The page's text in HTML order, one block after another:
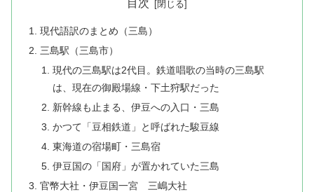
目次
現代語訳のまとめ（三島）
三島駅（三島市）
現代の三島駅は2代目。鉄道唱歌の当時の三島駅
は、現在の御殿場線・下土狩駅だった
新幹線も止まる、伊豆への入口・三島
かつて「豆相鉄道」と呼ばれた駿豆線
東海道の宿場町・三島宿
伊豆国の「国府」が置かれていた三島
官幣大社・伊豆国一宮 三嶋大社